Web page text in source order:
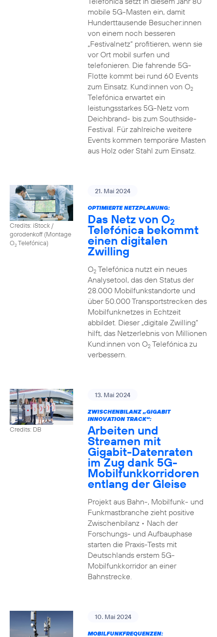
mobile 5G-Masten ein, damit
Hunderttausende Besucher:innen
von einem noch besseren
„Festivalnetz“ profitieren, wenn sie
vor Ort mobil surfen und
telefonieren. Die fahrende 5G-
Flotte kommt bei rund 60 Events
zum Einsatz. Kund:innen von O2
Telefónica erwartet ein
leistungsstarkes 5G-Netz vom
Deichbrand- bis zum Southside-
Festival. Für zahlreiche weitere
Events kommen temporäre Masten
aus Holz oder Stahl zum Einsatz.
Credits: iStock /
gorodenkoff (Montage
O2Telefónica)
21. Mai 2024
OPTIMIERTE NETZPLANUNG:
Das Netz von O2
Telefónica bekommt
einen digitalen
Zwilling
O2Telefónica nutzt ein neues
Analysetool, das den Status der
28.000 Mobilfunkstandorte und
über 50.000 Transportstrecken des
Mobilfunknetzes in Echtzeit
abbildet. Dieser „digitale Zwilling“
hilft, das Netzerlebnis von Millionen
Kund:innen von O2Telefónica zu
verbessern.
Credits: DB
13. Mai 2024
ZWISCHENBILANZ „GIGABIT
INNOVATION TRACK“:
Arbeiten und
Streamen mit
Gigabit-Datenraten
im Zug dank 5G-
Mobilfunkkorridoren
entlang der Gleise
Projekt aus Bahn-, Mobilfunk- und
Funkmastbranche zieht positive
Zwischenbilanz • Nach der
Forschungs- und Aufbauphase
starten die Praxis-Tests mit
Deutschlands erstem 5G-
Mobilfunkkorridor an einer
Bahnstrecke.
10. Mai 2024
MOBILFUNKFREQUENZEN: